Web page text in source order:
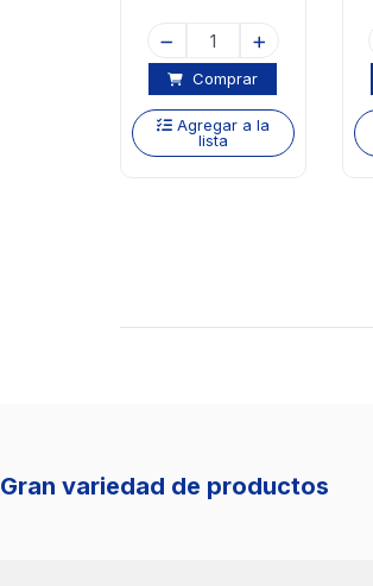
Comprar
Agregar a la
lista
Gran variedad de productos